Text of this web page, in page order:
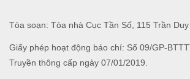
Tòa soạn: Tòa nhà Cục Tần Số, 115 Trần
Giấy phép hoạt động báo chí: Số 09/GP-
Truyền thông cấp ngày 07/01/2019.